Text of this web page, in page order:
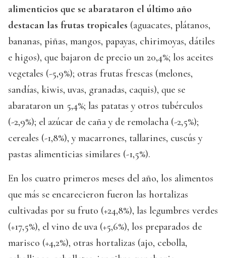
alimenticios que se abarataron el último año
destacan las frutas tropicales (aguacates, plátanos,
bananas, piñas, mangos, papayas, chirimoyas, dátiles
e higos), que bajaron de precio un 20,4%; los aceites
vegetales (-5,9%); otras frutas frescas (melones,
sandías, kiwis, uvas, granadas, caquis), que se
abarataron un 5,4%; las patatas y otros tubérculos
(-2,9%); el azúcar de caña y de remolacha (-2,5%);
cereales (-1,8%), y macarrones, tallarines, cuscús y
pastas alimenticias similares (-1,5%).
En los cuatro primeros meses del año, los alimentos
que más se encarecieron fueron las hortalizas
cultivadas por su fruto (+24,8%), las legumbres verdes
(+17,5%), el vino de uva (+5,6%), los preparados de
marisco (+4,2%), otras hortalizas (ajo, cebolla,